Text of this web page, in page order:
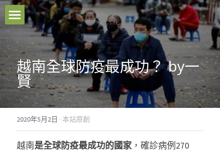
本站原創
影音分享
關於我們
臉書粉專
聯絡我們
越南全球防疫最成功？ by一
賢
2020年5月2日 · 本站原創
越南是全球防疫最成功的國家，確診病例270